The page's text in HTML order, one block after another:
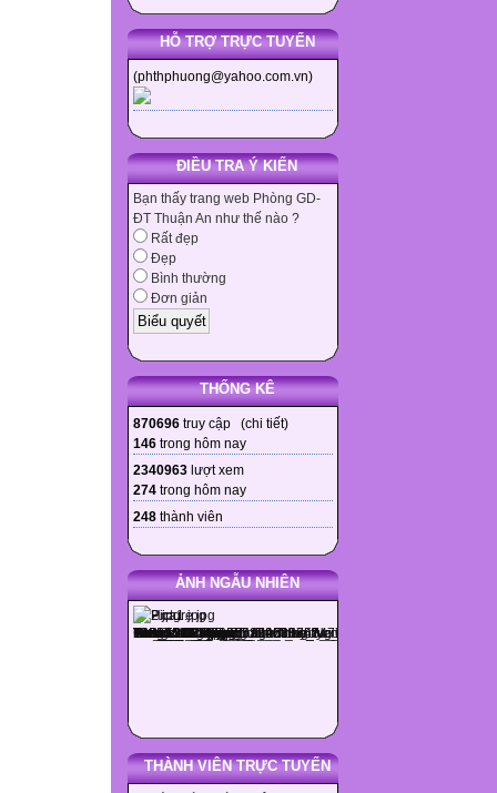
HỖ TRỢ TRỰC TUYẾN
(phthphuong@yahoo.com.vn)
ĐIỀU TRA Ý KIẾN
Bạn thấy trang web Phòng GD-
ĐT Thuận An như thế nào ?
Rất đẹp
Đẹp
Bình thường
Đơn giản
THỐNG KÊ
870696 truy cập (chi tiết)
146 trong hôm nay
2340963 lượt xem
274 trong hôm nay
248 thành viên
ẢNH NGẪU NHIÊN
THÀNH VIÊN TRỰC TUYẾN